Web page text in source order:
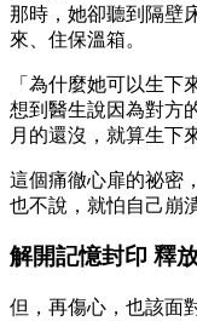
那時，她卻聽到隔壁
來、住保溫箱。
「為什麼她可以生下
想到醫生說因為對方
月的還沒，就算生下
這個痛徹心扉的祕密
也不說，就怕自己崩
解開記憶封印 釋
但，再傷心，也該面